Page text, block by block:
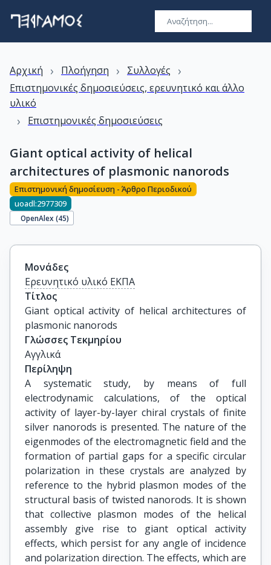
Αρχική › Πλοήγηση › Συλλογές ›
Επιστημονικές δημοσιεύσεις, ερευνητικό και άλλο
υλικό
› Επιστημονικές δημοσιεύσεις
Giant optical activity of helical
architectures of plasmonic nanorods
Επιστημονική δημοσίευση - Άρθρο Περιοδικού
uoadl:2977309
OpenAlex (45)
Μονάδες
Ερευνητικό υλικό ΕΚΠΑ
Τίτλος
Giant optical activity of helical architectures of
plasmonic nanorods
Γλώσσες Τεκμηρίου
Αγγλικά
Περίληψη
A systematic study, by means of full
electrodynamic calculations, of the optical
activity of layer-by-layer chiral crystals of finite
silver nanorods is presented. The nature of the
eigenmodes of the electromagnetic field and the
formation of partial gaps for a specific circular
polarization in these crystals are analyzed by
reference to the hybrid plasmon modes of the
structural basis of twisted nanorods. It is shown
that collective plasmon modes of the helical
assembly give rise to giant optical activity
effects, which persist for any angle of incidence
and polarization direction. The effects, which are